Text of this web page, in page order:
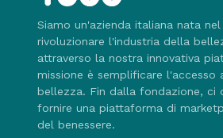
Siamo un'azienda italiana nata
rivoluzionare l'industria della
attraverso la nostra innovativa
missione è semplificare
bellezza. Fin dalla fondazione, ci
fornire una piattaforma di
del benessere.